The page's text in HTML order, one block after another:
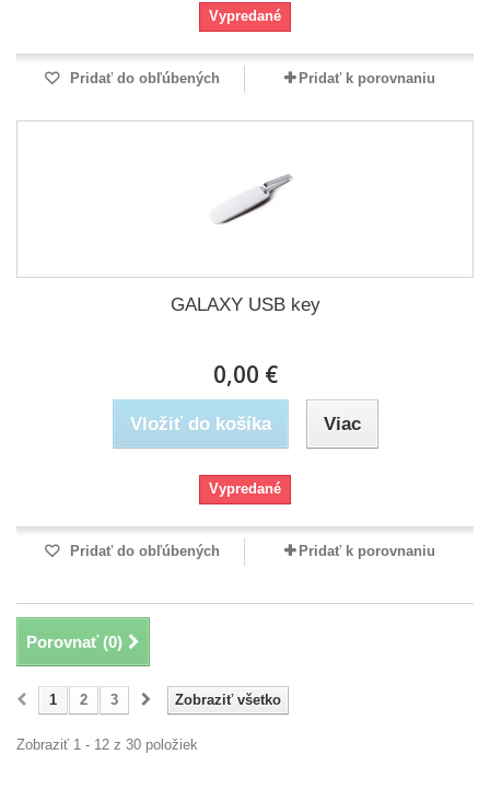
Vypredané
Pridať do obľúbených Pridať k porovnaniu
GALAXY USB key
0,00 €
Vložiť do košíka Viac
Vypredané
Pridať do obľúbených Pridať k porovnaniu
Porovnať (0)
Zobraziť všetko
1 2 3
Zobraziť 1 - 12 z 30 položiek